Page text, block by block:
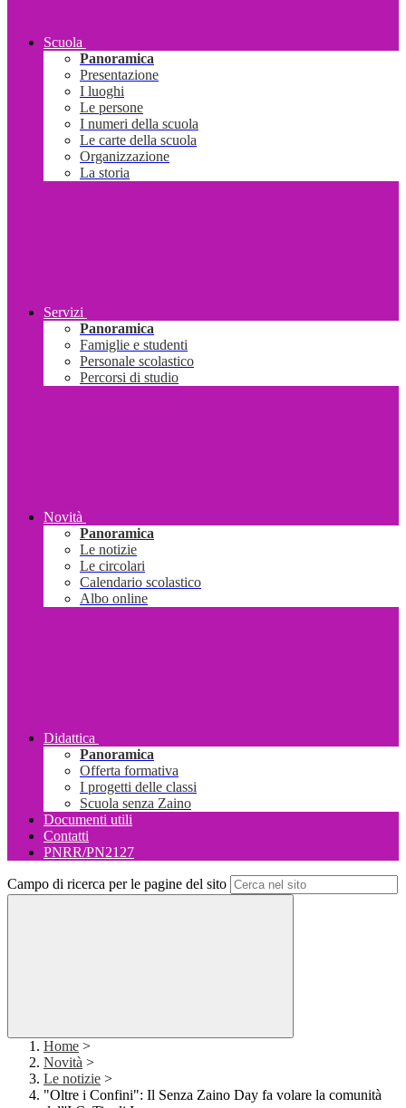
Scuola
Panoramica
Presentazione
I luoghi
Le persone
I numeri della scuola
Le carte della scuola
Organizzazione
La storia
Servizi
Panoramica
Famiglie e studenti
Personale scolastico
Percorsi di studio
Novità
Panoramica
Le notizie
Le circolari
Calendario scolastico
Albo online
Didattica
Panoramica
Offerta formativa
I progetti delle classi
Scuola senza Zaino
Documenti utili
Contatti
PNRR/PN2127
Campo di ricerca per le pagine del sito
Home >
Novità >
Le notizie >
"Oltre i Confini": Il Senza Zaino Day fa volare la comunità